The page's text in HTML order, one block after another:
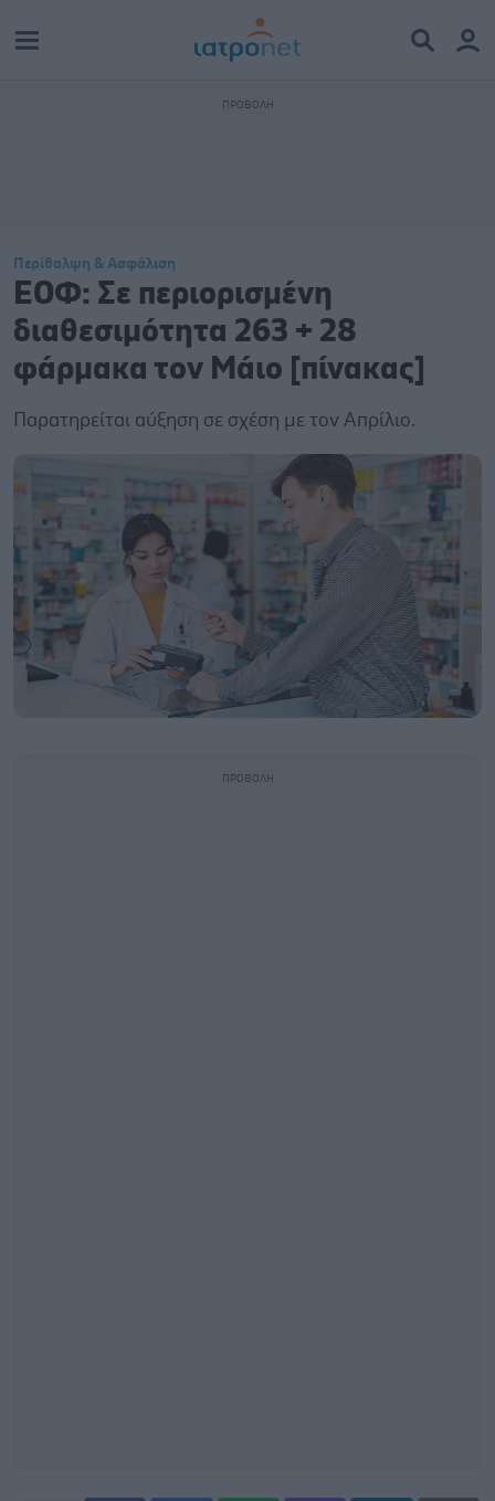
Περίθαλψη & Ασφάλιση
ΕΟΦ: Σε περιορισμένη
διαθεσιμότητα 263 + 28
φάρμακα τον Mάιο [πίνακας]
Παρατηρείται αύξηση σε σχέση με τον Απρίλιο.